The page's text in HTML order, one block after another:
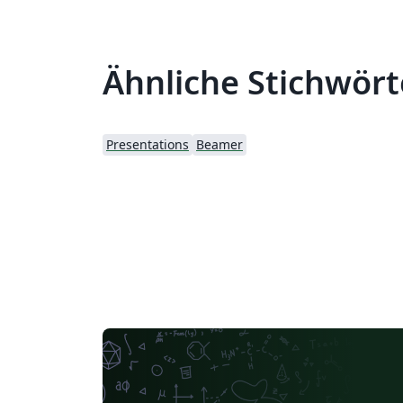
Ähnliche
Presentations Beamer